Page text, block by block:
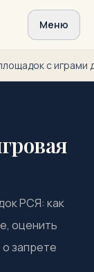
Меню
с играми
РСЯ: как
оценить
запрете